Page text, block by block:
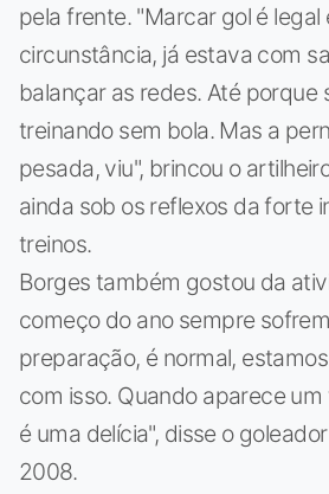
pela frente. "Marcar gol é legal
circunstância, já estava com
balançar as redes. Até porque
treinando sem bola. Mas a
pesada, viu", brincou o
ainda sob os reflexos da forte
treinos.
Borges também gostou da
começo do ano sempre
preparação, é normal,
com isso. Quando aparece
é uma delícia", disse o
2008.